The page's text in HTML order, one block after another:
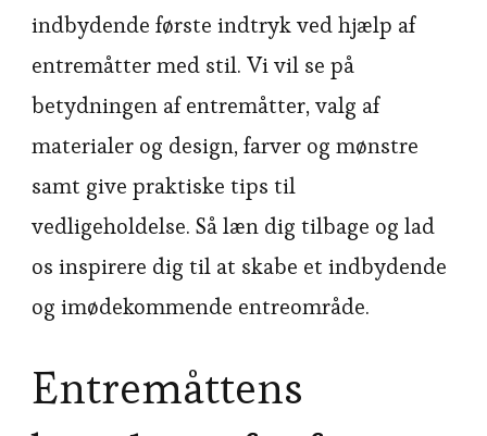
indbydende første indtryk ved hjælp af
entremåtter med stil. Vi vil se på
betydningen af entremåtter, valg af
materialer og design, farver og mønstre
samt give praktiske tips til
vedligeholdelse. Så læn dig tilbage og lad
os inspirere dig til at skabe et indbydende
og imødekommende entreområde.
Entremåttens